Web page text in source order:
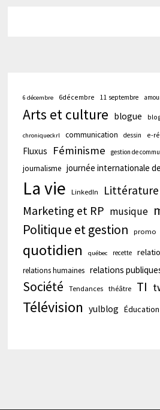
6 décembre 6décembre 11 septembre
Arts et culture blogue
chroniqueckrl communication dessin e-
Fluxus Féminisme gestion de
journalisme journée internationale
La vie LinkedIn Littérature
Marketing et RP musique
Politique et gestion
promo
quotidien québec recette
relations humaines relations
Société Tendances théâtre TI
Télévision yulblog Éducation